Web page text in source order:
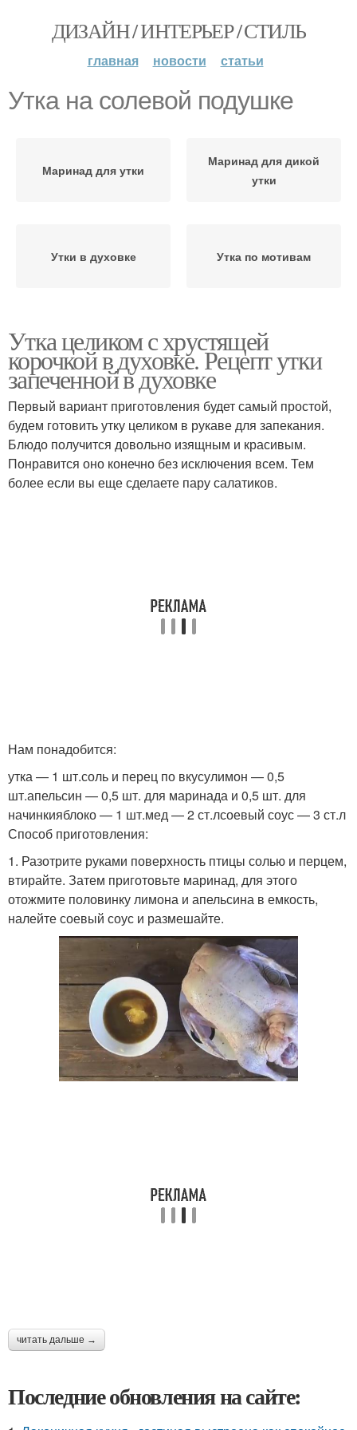
ДИЗАЙН / ИНТЕРЬЕР / СТИЛЬ
главная новости статьи
Утка на солевой подушке
Маринад для утки
Маринад для дикой
утки
Утки в духовке Утка по мотивам
Утка целиком с хрустящей
корочкой в духовке. Рецепт утки
запеченной в духовке
Первый вариант приготовления будет самый простой,
будем готовить утку целиком в рукаве для запекания.
Блюдо получится довольно изящным и красивым.
Понравится оно конечно без исключения всем. Тем
более если вы еще сделаете пару салатиков.
Нам понадобится:
утка — 1 шт.соль и перец по вкусулимон — 0,5
шт.апельсин — 0,5 шт. для маринада и 0,5 шт. для
начинкияблоко — 1 шт.мед — 2 ст.лсоевый соус — 3 ст.л
Способ приготовления:
1. Разотрите руками поверхность птицы солью и перцем,
втирайте. Затем приготовьте маринад, для этого
отожмите половинку лимона и апельсина в емкость,
налейте соевый соус и размешайте.
читать дальше →
Последние обновления на сайте: